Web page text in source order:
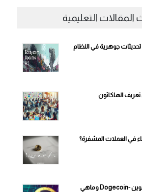
المقالات التعليمية
جوهرية في النظام
الهاكاثون
في العملات المشفرة؟
ماهي عملة الدوجكوين -Dogecoin وماهي